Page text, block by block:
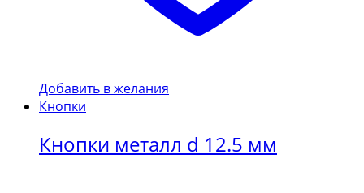
Добавить в желания
Кнопки
Кнопки металл d 12.5 мм